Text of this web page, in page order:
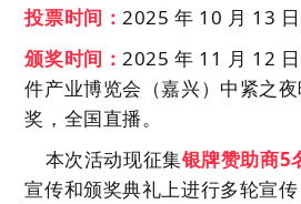
投票时间：2025 年 10 月 13
颁奖时间：2025 年 11 月 12
件产业博览会（嘉兴）中紧之
奖，全国直播。
本次活动现征集银牌赞助商5
宣传和颁奖典礼上进行多轮宣